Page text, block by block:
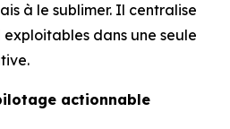
à le sublimer. Il centralise
exploitables dans une seule
actionnable